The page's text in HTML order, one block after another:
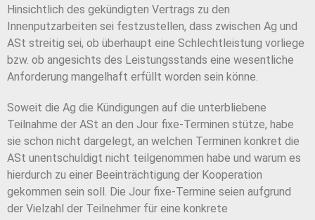
Hinsichtlich des gekündigten Vertrags zu den
Innenputzarbeiten sei festzustellen, dass zwischen Ag und
ASt streitig sei, ob überhaupt eine Schlechtleistung vorliege
bzw. ob angesichts des Leistungsstands eine wesentliche
Anforderung mangelhaft erfüllt worden sein könne.
Soweit die Ag die Kündigungen auf die unterbliebene
Teilnahme der ASt an den Jour fixe-Terminen stütze, habe
sie schon nicht dargelegt, an welchen Terminen konkret die
ASt unentschuldigt nicht teilgenommen habe und warum es
hierdurch zu einer Beeinträchtigung der Kooperation
gekommen sein soll. Die Jour fixe-Termine seien aufgrund
der Vielzahl der Teilnehmer für eine konkrete